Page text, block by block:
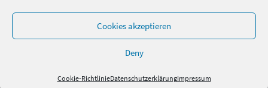
Cookies akzeptieren
Deny
Cookie-RichtlinieDatenschutzerklärungImpressum
Impressum